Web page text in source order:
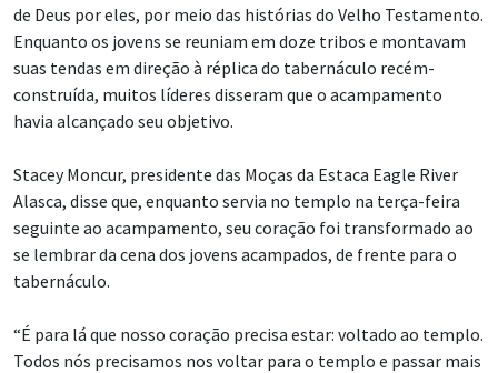
de Deus por eles, por meio das histórias do Velho Testamento.
Enquanto os jovens se reuniam em doze tribos e montavam
suas tendas em direção à réplica do tabernáculo recém-
construída, muitos líderes disseram que o acampamento
havia alcançado seu objetivo.
Stacey Moncur, presidente das Moças da Estaca Eagle River
Alasca, disse que, enquanto servia no templo na terça-feira
seguinte ao acampamento, seu coração foi transformado ao
se lembrar da cena dos jovens acampados, de frente para o
tabernáculo.
“É para lá que nosso coração precisa estar: voltado ao templo.
Todos nós precisamos nos voltar para o templo e passar mais